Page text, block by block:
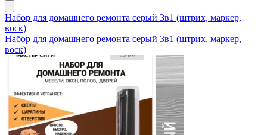
Набор для домашнего ремонта серый 3в1 (штрих, маркер,
воск)
Набор для домашнего ремонта серый 3в1 (штрих, маркер,
воск)